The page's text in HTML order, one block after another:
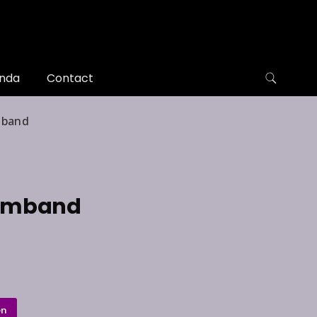
Contact